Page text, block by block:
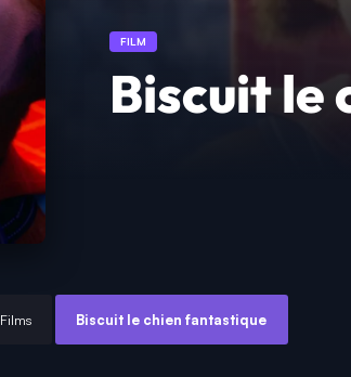
FILM
Biscuit le
Films Biscuit le chien fantastique